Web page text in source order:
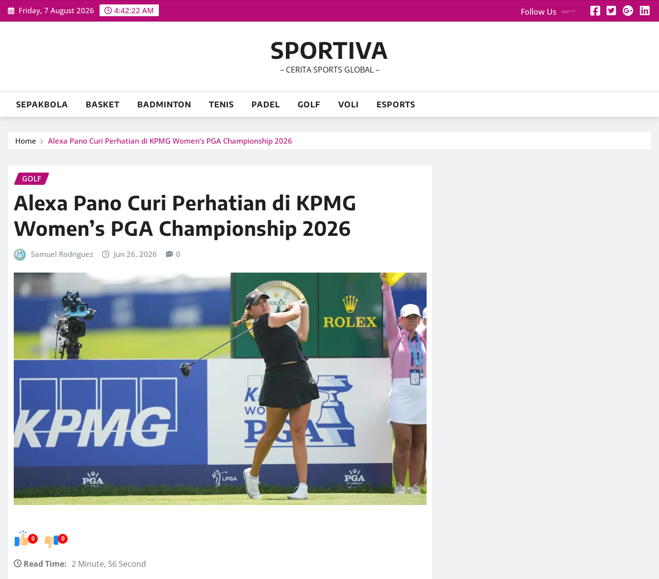
Skip
to
Friday, 7 August 2026 4:42:23 AM Follow Us
SPORTIVA
– CERITA SPORTS GLOBAL –
SEPAKBOLA BASKET BADMINTON TENIS PADEL GOLF VOLI ESPORTS
Home Alexa Pano Curi Perhatian di KPMG Women’s PGA Championship 2026
GOLF
Alexa Pano Curi Perhatian di KPMG
Women’s PGA Championship 2026
Samuel Rodriguez Jun 26, 2026 0
0 0
Read Time: 2 Minute, 56 Second